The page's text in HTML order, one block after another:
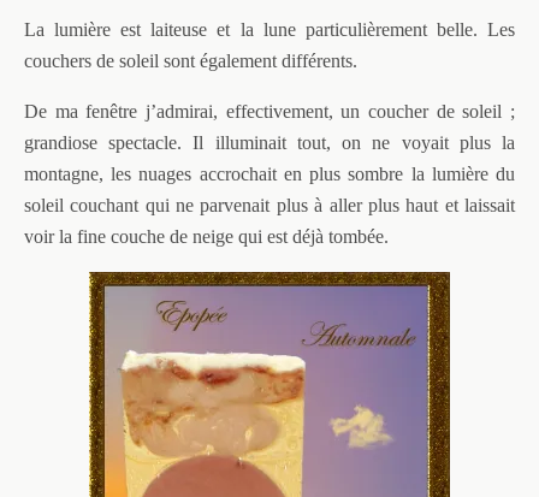
La lumière est laiteuse et la lune particulièrement belle. Les
couchers de soleil sont également différents.
De ma fenêtre j’admirai, effectivement, un coucher de soleil ;
grandiose spectacle. Il illuminait tout, on ne voyait plus la
montagne, les nuages accrochait en plus sombre la lumière du
soleil couchant qui ne parvenait plus à aller plus haut et laissait
voir la fine couche de neige qui est déjà tombée.